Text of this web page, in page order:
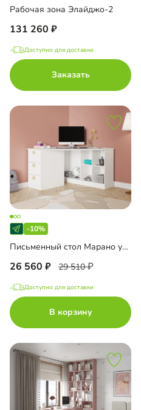
Рабочая зона Элайджо-2
131 260
Доступно для доставки
Заказать
-10%
Письменный стол Марано угловой
26 560 29 510
Доступно для доставки
В корзину